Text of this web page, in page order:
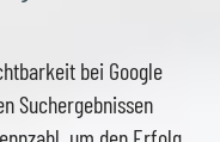
bei Google
Suchergebnissen